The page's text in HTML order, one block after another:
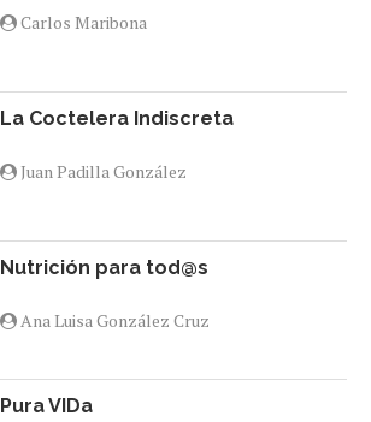
Carlos Maribona
La Coctelera Indiscreta
Juan Padilla González
Nutrición para tod@s
Ana Luisa González Cruz
Pura VIDa